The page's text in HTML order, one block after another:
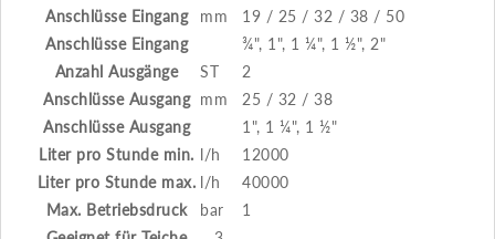
Anschlüsse Eingang
mm
19 / 25 / 32 / 38 / 50
Anschlüsse Eingang
¾", 1", 1 ¼", 1 ½", 2"
Anzahl Ausgänge
ST
2
Anschlüsse Ausgang mm
25 / 32 / 38
Anschlüsse Ausgang
1", 1 ¼", 1 ½"
Liter pro Stunde min. l/h
12000
Liter pro Stunde max. l/h
40000
Max. Betriebsdruck
bar
1